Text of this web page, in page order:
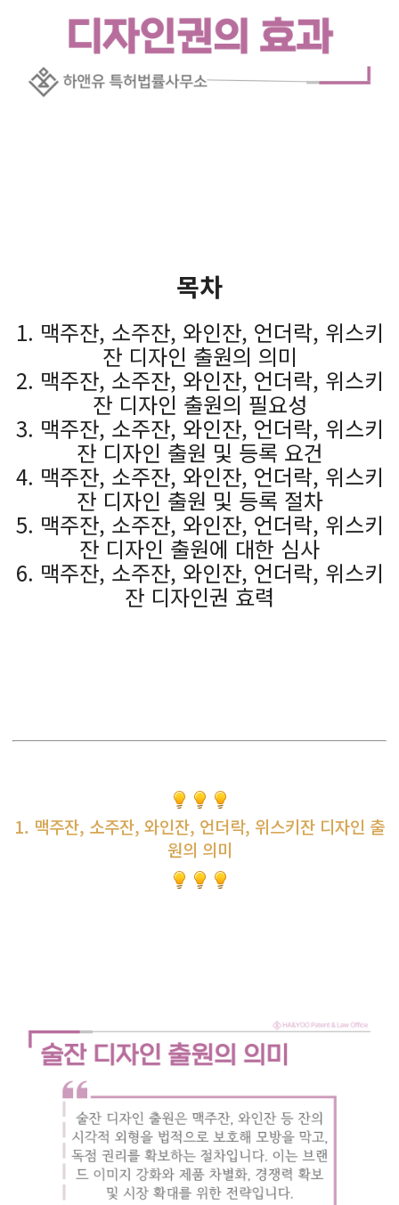
목차
1. 맥주잔, 소주잔, 와인잔, 언더락, 위스키
잔 디자인 출원의 의미
2. 맥주잔, 소주잔, 와인잔, 언더락, 위스키
잔 디자인 출원의 필요성
3. 맥주잔, 소주잔, 와인잔, 언더락, 위스키
잔 디자인 출원 및 등록 요건
4. 맥주잔, 소주잔, 와인잔, 언더락, 위스키
잔 디자인 출원 및 등록 절차
5. 맥주잔, 소주잔, 와인잔, 언더락, 위스키
잔 디자인 출원에 대한 심사
6. 맥주잔, 소주잔, 와인잔, 언더락, 위스키
잔 디자인권 효력
1. 맥주잔, 소주잔, 와인잔, 언더락, 위스키잔 디자인 출
원의 의미